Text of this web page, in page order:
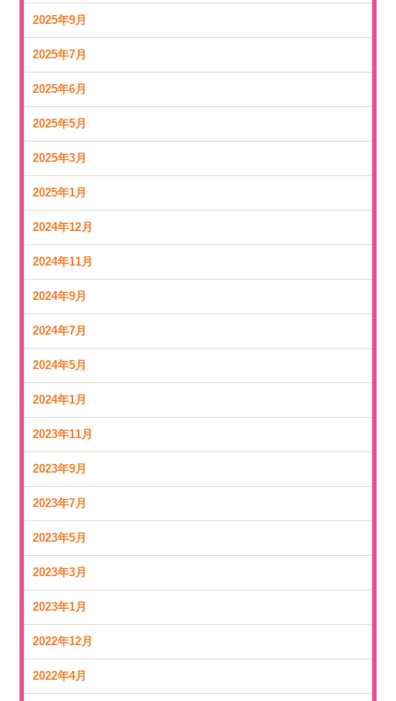
2025年9月
2025年7月
2025年6月
2025年5月
2025年3月
2025年1月
2024年12月
2024年11月
2024年9月
2024年7月
2024年5月
2024年1月
2023年11月
2023年9月
2023年7月
2023年5月
2023年3月
2023年1月
2022年12月
2022年4月